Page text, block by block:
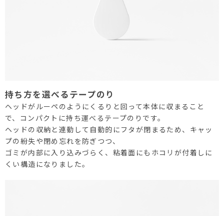
持ち方を選べるテープのり
ヘッドがルーペのようにくるりと回って本体に収まること
で、コンパクトに持ち運べるテープのりです。
ヘッドの収納と連動して自動的にフタが閉まるため、キャッ
プの紛失や閉め忘れを防ぎつつ、
ゴミが内部に入り込みづらく、粘着面にもホコリが付着しに
くい構造になりました。